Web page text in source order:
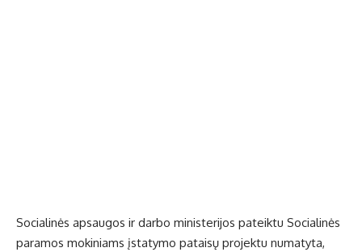
Socialinės apsaugos ir darbo ministerijos pateiktu Socialinės
paramos mokiniams įstatymo pataisų projektu numatyta,